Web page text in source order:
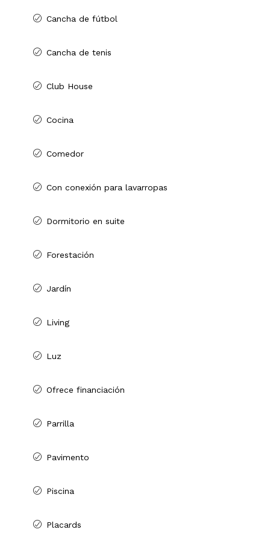
Cancha de fútbol
Cancha de tenis
Club House
Cocina
Comedor
Con conexión para lavarropas
Dormitorio en suite
Forestación
Jardín
Living
Luz
Ofrece financiación
Parrilla
Pavimento
Piscina
Placards